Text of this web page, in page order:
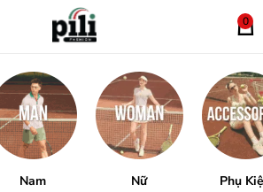
0
Nam Nữ Phụ